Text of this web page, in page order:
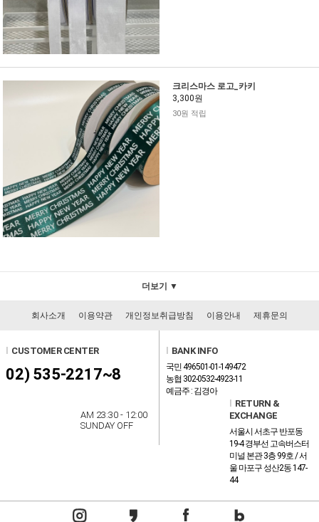
크리스마스 로고_카키
3,300원
30원 적립
더보기 ▼
회사소개 이용약관 개인정보취급방침 이용안내 제휴문의
CUSTOMER CENTER
02) 535-2217~8
AM 23:30 - 12:00
SUNDAY OFF
BANK INFO
국민 496501-01-149472
농협 302-0532-4923-11
예금주 : 김경아
RETURN &
EXCHANGE
서울시 서초구 반포동
19-4 경부선 고속버스터
미널 본관 3층 99호 / 서
울 마포구 성산2동 147-
44